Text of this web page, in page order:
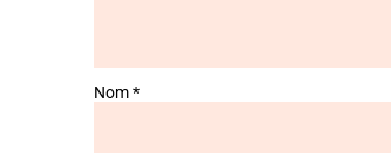
Nom*